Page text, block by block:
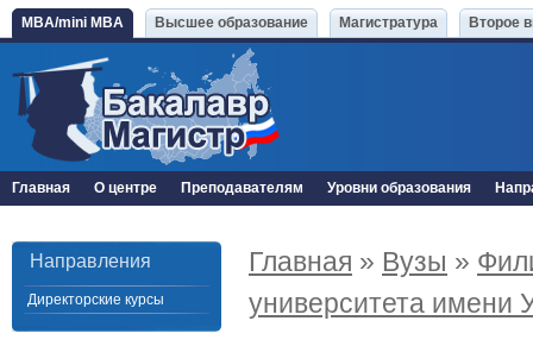
MBA/mini MBA Высшее образование Магистратура Второе
Главная О центре Преподавателям Уровни образования
Направления
Директорские курсы
Главная » Вузы »
университета имени